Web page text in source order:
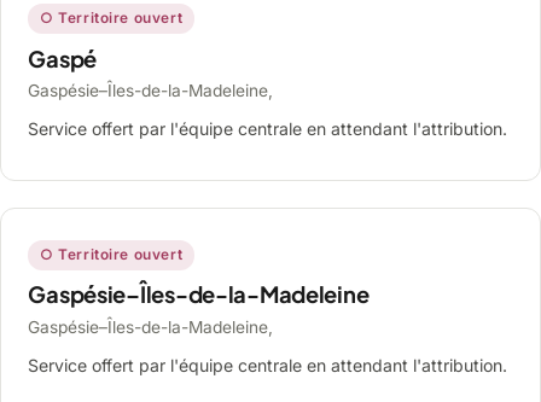
○ Territoire ouvert
Gaspé
Gaspésie–Îles-de-la-Madeleine,
Service offert par l'équipe centrale en attendant l'attribution.
○ Territoire ouvert
Gaspésie–Îles-de-la-Madeleine
Gaspésie–Îles-de-la-Madeleine,
Service offert par l'équipe centrale en attendant l'attribution.